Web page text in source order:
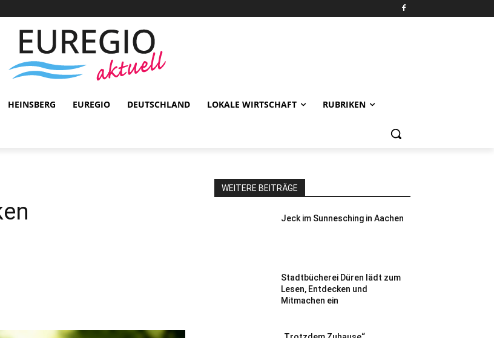
HEINSBERG EUREGIO DEUTSCHLAND LOKALE WIRTSCHAFT RUBRIKEN
WEITERE BEITRÄGE
Jeck im Sunnesching in Aachen
Stadtbücherei Düren lädt zum
Lesen, Entdecken und
Mitmachen ein